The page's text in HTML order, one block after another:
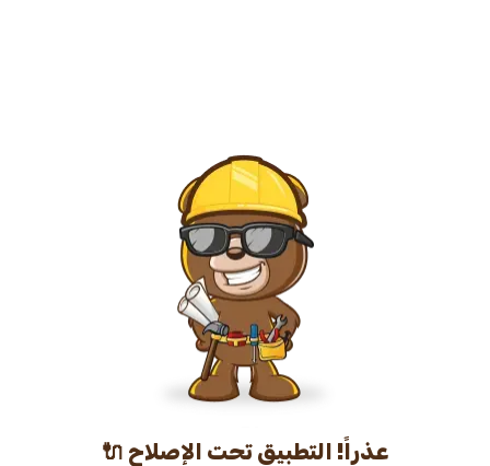
عذراً! التطبيق تحت الإصلاح 🔌